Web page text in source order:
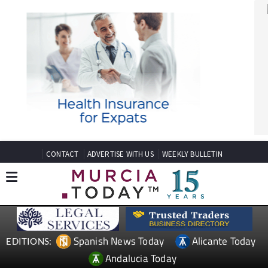
CONTACT ADVERTISE WITH US WEEKLY BULLETIN
EDITIONS: Spanish News Today
Alicante Today
Andalucia Today